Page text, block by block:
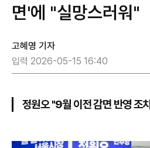
면'에 "실망스러워"
고혜영 기자
입력 2026-05-15 16:40
정원오 "9월 이전 감면 반영 조